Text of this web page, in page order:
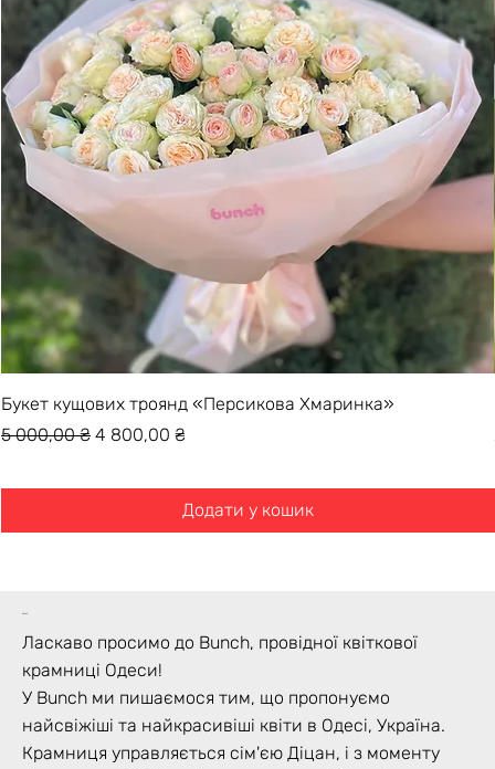
Букет кущових троянд «Персикова Хмаринка»
Звичайна ціна
5 000,00 ₴ За розпродажем
4 800,00 ₴
Додати у кошик
bunch
Ласкаво просимо до Bunch, провідної квіткової
крамниці Одеси!
У Bunch ми пишаємося тим, що пропонуємо
найсвіжіші та найкрасивіші квіти в Одесі, Україна.
Крамниця управляється сім'єю Діцан, і з моменту